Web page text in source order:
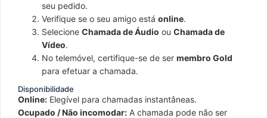
seu pedido.
Verifique se o seu amigo está online.
Selecione Chamada de Áudio ou Chamada de
Vídeo.
No telemóvel, certifique-se de ser membro Gold
para efetuar a chamada.
Disponibilidade
Online: Elegível para chamadas instantâneas.
Ocupado / Não incomodar: A chamada pode não ser